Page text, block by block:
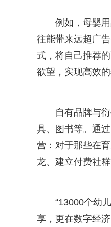
例如，母婴
往能带来远超广
式，将自己推荐
欲望，实现高效的
自有品牌与
具、图书等。通
营：对于那些在
龙、建立付费社
“13000个幼
享，更在数字经